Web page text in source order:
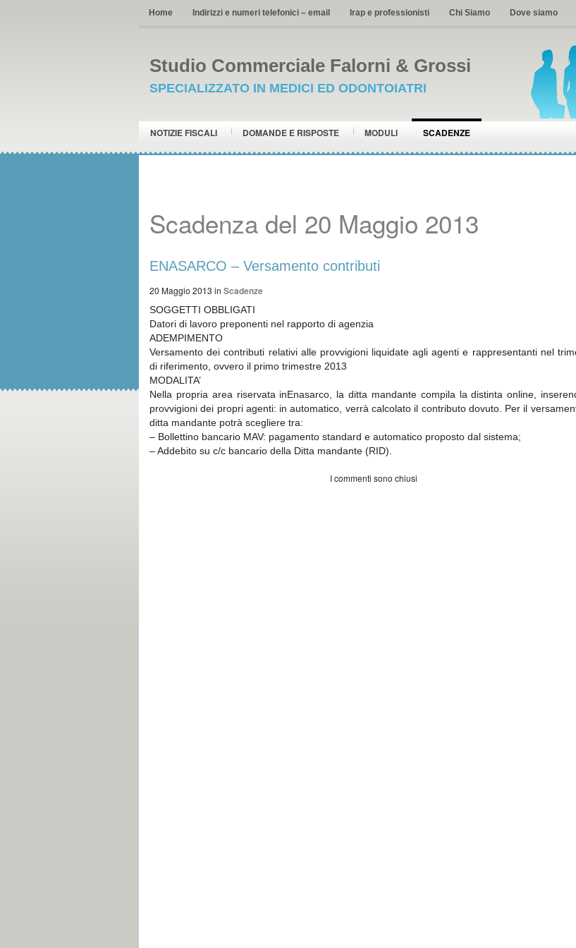
Home Indirizzi e numeri telefonici – email Irap e professionisti Chi Siamo Dove siamo
Studio Commerciale Falorni & Grossi
SPECIALIZZATO IN MEDICI ED ODONTOIATRI
NOTIZIE FISCALI DOMANDE E RISPOSTE MODULI SCADENZE
Scadenza del 20 Maggio 2013
ENASARCO – Versamento contributi
20 Maggio 2013 in Scadenze
SOGGETTI OBBLIGATI
Datori di lavoro preponenti nel rapporto di agenzia
ADEMPIMENTO
Versamento dei contributi relativi alle provvigioni liquidate agli agenti e rappresentanti nel
di riferimento, ovvero il primo trimestre 2013
MODALITA’
Nella propria area riservata inEnasarco, la ditta mandante compila la distinta online,
provvigioni dei propri agenti: in automatico, verrà calcolato il contributo dovuto. Per il
ditta mandante potrà scegliere tra:
– Bollettino bancario MAV: pagamento standard e automatico proposto dal sistema;
– Addebito su c/c bancario della Ditta mandante (RID).
I commenti sono chiusi